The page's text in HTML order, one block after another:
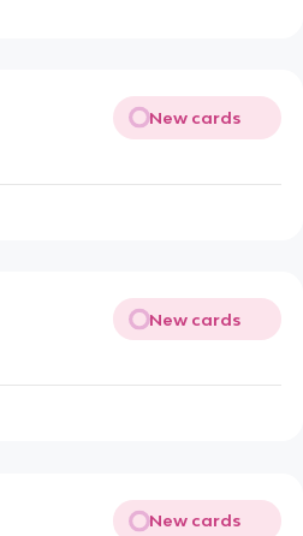
New cards
New cards
New cards